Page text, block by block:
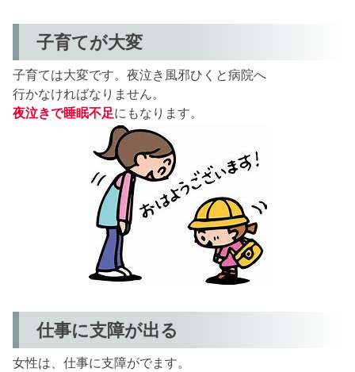
子育てが大変
子育ては大変です。夜泣き風邪ひくと病院へ
行かなければなりません。
夜泣きで睡眠不足にもなります。
仕事に支障が出る
女性は、仕事に支障がでます。